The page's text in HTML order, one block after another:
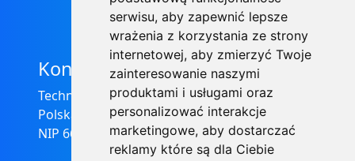
serwisu, aby zapewnić lepsze
wrażenia z korzystania ze strony
internetowej, aby zmierzyć Twoje
zainteresowanie naszymi
produktami i usługami oraz
personalizować interakcje
marketingowe, aby dostarczać
reklamy które są dla Ciebie
Kontakt
Technical Grzegorz Tęgos
Polska, 62-600 Koło, ul. Toruńska 212
NIP 666-137-75-84, REGON 310288700